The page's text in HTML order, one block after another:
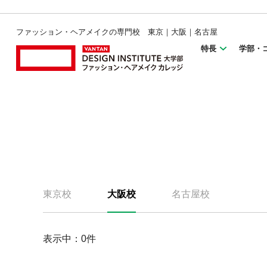
ファッション・ヘアメイクの専門校 東京｜大阪｜名古屋
特長
学部・
東京校 大阪校 名古屋校
表示中： 0件